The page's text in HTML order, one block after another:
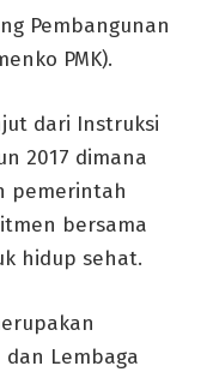
Pembangunan
PMK).
dari Instruksi
2017 dimana
pemerintah
bersama
hidup sehat.
Lembaga